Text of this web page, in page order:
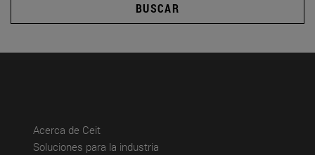
BUSCAR
Acerca de Ceit(abre en nueva ventana)
Soluciones para la industria